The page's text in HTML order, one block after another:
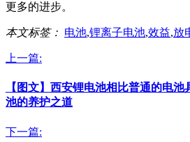
更多的进步。
本文标签： 电池,锂离子电池,效益,放
上一篇:
【图文】西安锂电池相比普通的电
池的养护之道
下一篇: